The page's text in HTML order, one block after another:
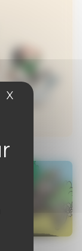
X Masquer le